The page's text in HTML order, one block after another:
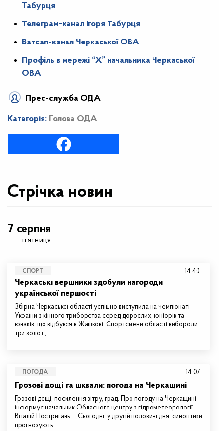
Табурця
Телеграм-канал Ігоря Табурця
Ватсап-канал Черкаської ОВА
Профіль в мережі “X” начальника Черкаської
ОВА
Прес-служба ОДА
Категорія: Голова ОДА
Стрічка новин
7 серпня
п’ятниця
СПОРТ
Черкаські вершники здобули нагороди
української першості
Збірна Черкаської області успішно виступила на чемпіонаті
України з кінного триборства серед дорослих, юніорів та
юнаків, що відбувся в Жашкові. Спортсмени області вибороли
три золоті,…
14:40
ПОГОДА
Грозові дощі та шквали: погода на Черкащині
Грозові дощі, посилення вітру, град. Про погоду на Черкащині
інформує начальник Обласного центру з гідрометеорології
Віталій Постригань. Сьогодні, у другій половині дня, синоптики
прогнозують…
14:07